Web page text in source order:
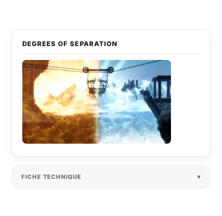
DEGREES OF SEPARATION
FICHE TECHNIQUE